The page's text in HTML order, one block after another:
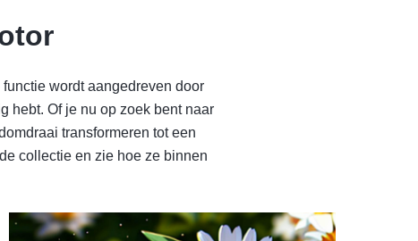
wordt aangedreven door
hebt. Of je nu op zoek bent naar
transformeren tot een
collectie en zie hoe ze binnen